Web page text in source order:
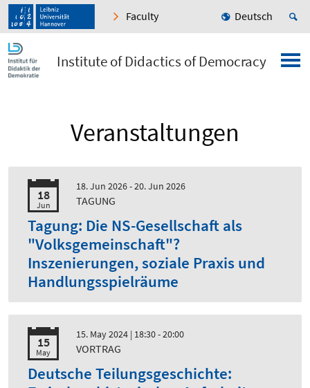
Faculty Deutsch
Institute of Didactics of Democracy
Veranstaltungen
18
Jun
18. Jun 2026 - 20. Jun 2026
TAGUNG
Tagung: Die NS-Gesellschaft als
"Volksgemeinschaft"?
Inszenierungen, soziale Praxis und
Handlungsspielräume
15
May
15. May 2024 | 18:30 - 20:00
VORTRAG
Deutsche Teilungsgeschichte: